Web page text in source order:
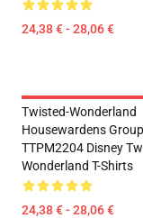
24,38 € - 28,06 €
Twisted-Wonderland
Housewardens Group
TTPM2204 Disney
Wonderland T-Shirts
24,38 € - 28,06 €